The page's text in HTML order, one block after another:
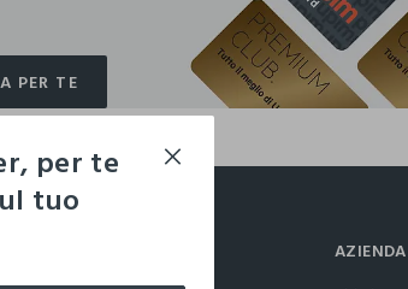
PER TE
PER TE
per te
tuo
AZIENDA